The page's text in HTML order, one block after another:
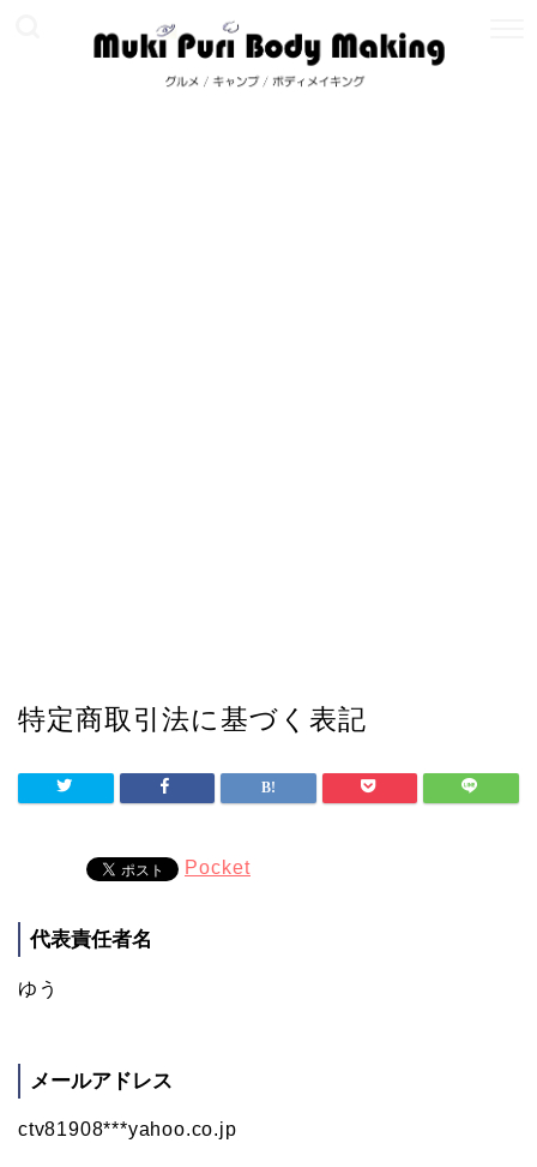
特定商取引法に基づく表記
Pocket
代表責任者名
ゆう
メールアドレス
ctv81908***yahoo.co.jp